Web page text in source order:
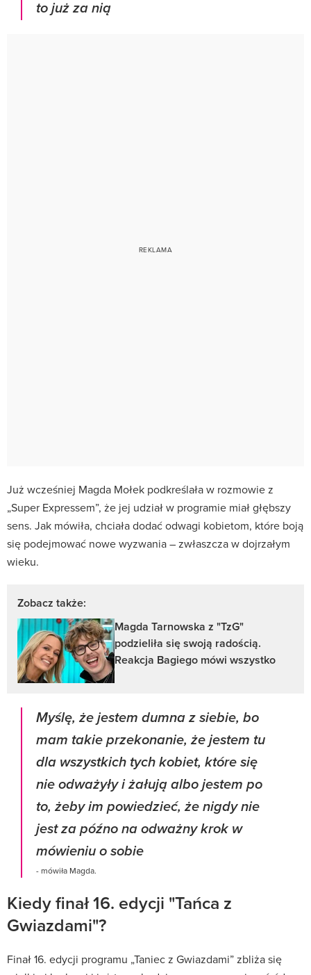
to już za nią
Już wcześniej Magda Mołek podkreślała w rozmowie z
„Super Expressem”, że jej udział w programie miał głębszy
sens. Jak mówiła, chciała dodać odwagi kobietom, które boją
się podejmować nowe wyzwania – zwłaszcza w dojrzałym
wieku.
Zobacz także:
Magda Tarnowska z "TzG"
podzieliła się swoją radością.
Reakcja Bagiego mówi wszystko
Myślę, że jestem dumna z siebie, bo
mam takie przekonanie, że jestem tu
dla wszystkich tych kobiet, które się
nie odważyły i żałują albo jestem po
to, żeby im powiedzieć, że nigdy nie
jest za późno na odważny krok w
mówieniu o sobie
- mówiła Magda.
Kiedy finał 16. edycji "Tańca z
Gwiazdami"?
Finał 16. edycji programu „Taniec z Gwiazdami” zbliża się